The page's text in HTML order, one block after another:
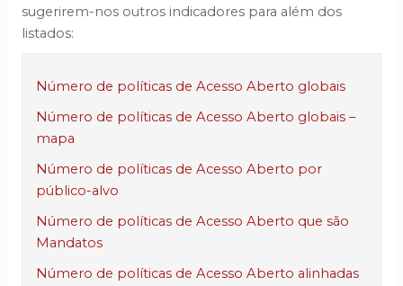
sugerirem-nos outros indicadores para além dos
listados:
Número de políticas de Acesso Aberto globais
Número de políticas de Acesso Aberto globais –
mapa
Número de políticas de Acesso Aberto por
público-alvo
Número de políticas de Acesso Aberto que são
Mandatos
Número de políticas de Acesso Aberto alinhadas